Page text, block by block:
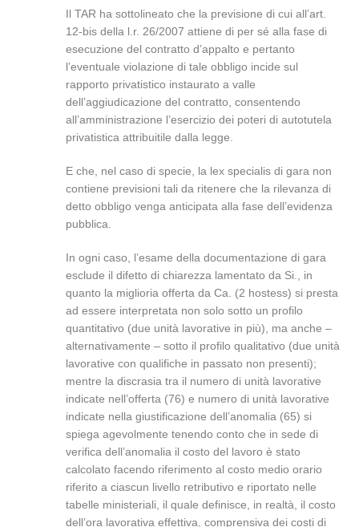
Il TAR ha sottolineato che la previsione di cui all’art.
12-bis della l.r. 26/2007 attiene di per sé alla fase di
esecuzione del contratto d’appalto e pertanto
l’eventuale violazione di tale obbligo incide sul
rapporto privatistico instaurato a valle
dell’aggiudicazione del contratto, consentendo
all’amministrazione l’esercizio dei poteri di autotutela
privatistica attribuitile dalla legge.
E che, nel caso di specie, la lex specialis di gara non
contiene previsioni tali da ritenere che la rilevanza di
detto obbligo venga anticipata alla fase dell’evidenza
pubblica.
In ogni caso, l’esame della documentazione di gara
esclude il difetto di chiarezza lamentato da Si., in
quanto la miglioria offerta da Ca. (2 hostess) si presta
ad essere interpretata non solo sotto un profilo
quantitativo (due unità lavorative in più), ma anche –
alternativamente – sotto il profilo qualitativo (due unità
lavorative con qualifiche in passato non presenti);
mentre la discrasia tra il numero di unità lavorative
indicate nell’offerta (76) e numero di unità lavorative
indicate nella giustificazione dell’anomalia (65) si
spiega agevolmente tenendo conto che in sede di
verifica dell’anomalia il costo del lavoro è stato
calcolato facendo riferimento al costo medio orario
riferito a ciascun livello retributivo e riportato nelle
tabelle ministeriali, il quale definisce, in realtà, il costo
dell’ora lavorativa effettiva, comprensiva dei costi di